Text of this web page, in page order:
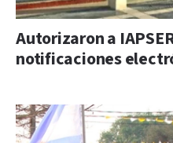
Autorizaron a
notificaciones